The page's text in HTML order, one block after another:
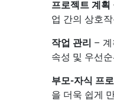
프로젝트 계획
업 간의 상호
작업 관리 – 계
속성 및 우선
부모-자식 프
을 더욱 쉽게